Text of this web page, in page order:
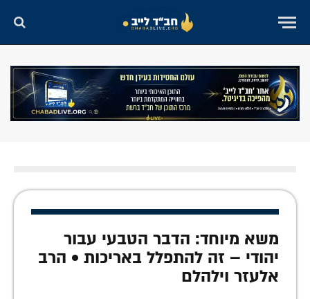
משא מיוחד: הדבר הטבעי עבור
יהודי – זה להתפלל באריכות • הרב
אלעזר וילהלם